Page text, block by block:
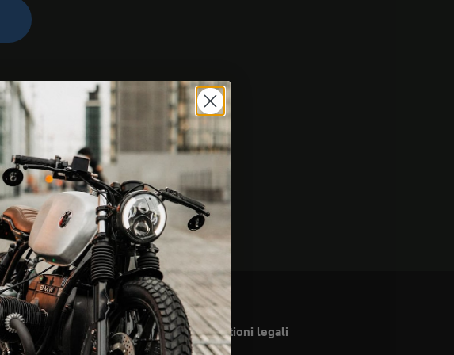
Servizio Questioni legali